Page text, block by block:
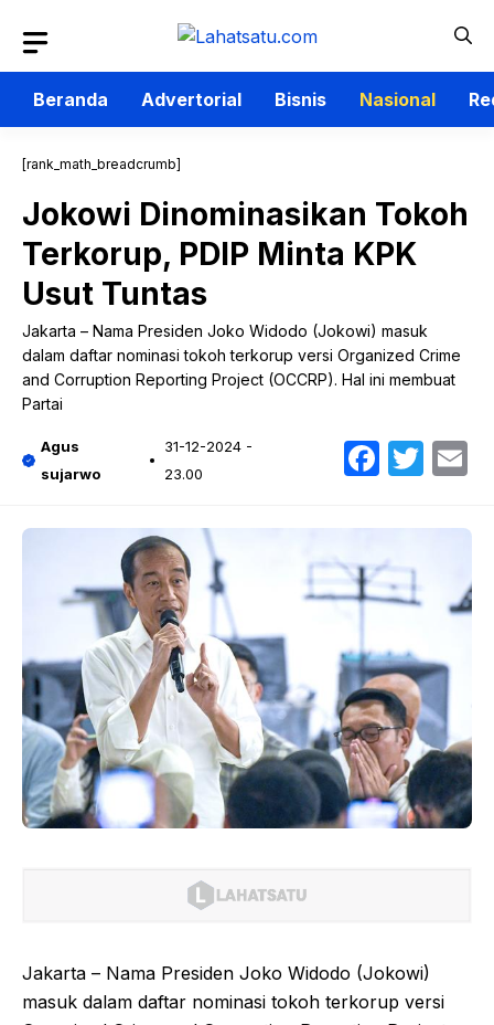
isi
Beranda
Advertorial Bisnis Nasional
[rank_math_breadcrumb]
Jokowi Dinominasikan Tokoh
Terkorup, PDIP Minta KPK
Usut Tuntas
Jakarta – Nama Presiden Joko Widodo (Jokowi) masuk
dalam daftar nominasi tokoh terkorup versi Organized Crime
and Corruption Reporting Project (OCCRP). Hal ini membuat
Partai
Agus
sujarwo
31-12-2024 -
23.00
Jakarta – Nama Presiden Joko Widodo (Jokowi)
masuk dalam daftar nominasi tokoh terkorup versi